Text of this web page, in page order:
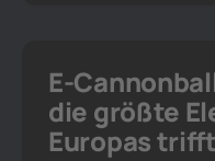
E-
die größte
Europas